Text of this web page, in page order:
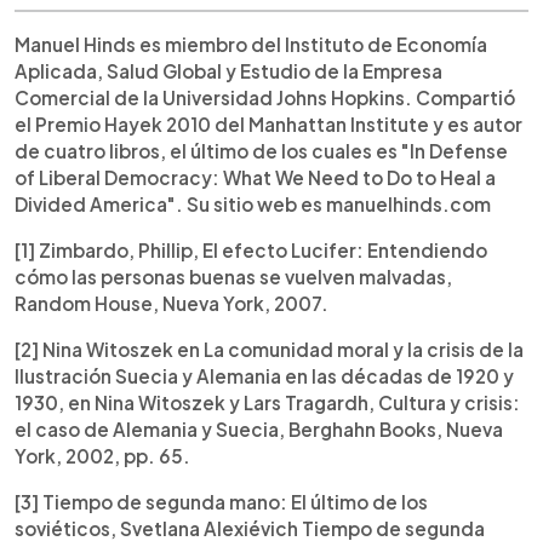
Manuel Hinds es miembro del Instituto de Economía
Aplicada, Salud Global y Estudio de la Empresa
Comercial de la Universidad Johns Hopkins. Compartió
el Premio Hayek 2010 del Manhattan Institute y es autor
de cuatro libros, el último de los cuales es "In Defense
of Liberal Democracy: What We Need to Do to Heal a
Divided America". Su sitio web es manuelhinds.com
[1] Zimbardo, Phillip, El efecto Lucifer: Entendiendo
cómo las personas buenas se vuelven malvadas,
Random House, Nueva York, 2007.
[2] Nina Witoszek en La comunidad moral y la crisis de la
Ilustración Suecia y Alemania en las décadas de 1920 y
1930, en Nina Witoszek y Lars Tragardh, Cultura y crisis:
el caso de Alemania y Suecia, Berghahn Books, Nueva
York, 2002, pp. 65.
[3] Tiempo de segunda mano: El último de los
soviéticos, Svetlana Alexiévich Tiempo de segunda